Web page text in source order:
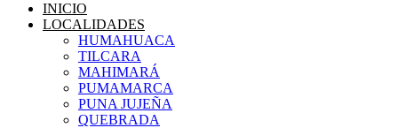
INICIO
LOCALIDADES
HUMAHUACA
TILCARA
MAHIMARÁ
PUMAMARCA
PUNA JUJEÑA
QUEBRADA